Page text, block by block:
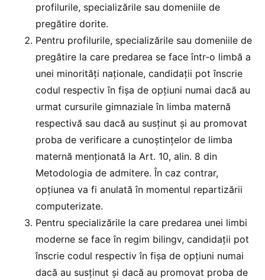
profilurile, specializările sau domeniile de
pregătire dorite.
Pentru profilurile, specializările sau domeniile de
pregătire la care predarea se face într-o limbă a
unei minorităţi naţionale, candidații pot înscrie
codul respectiv în fişa de opţiuni numai dacă au
urmat cursurile gimnaziale în limba maternă
respectivă sau dacă au susţinut şi au promovat
proba de verificare a cunoştinţelor de limba
maternă menţionată la Art. 10, alin. 8 din
Metodologia de admitere. În caz contrar,
opţiunea va fi anulată în momentul repartizării
computerizate.
Pentru specializările la care predarea unei limbi
moderne se face în regim bilingv, candidații pot
înscrie codul respectiv în fişa de opţiuni numai
dacă au susţinut şi dacă au promovat proba de